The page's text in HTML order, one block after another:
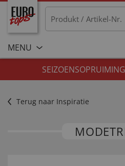
MENU
SEIZOENSOPRUIMING
Terug naar Inspiratie